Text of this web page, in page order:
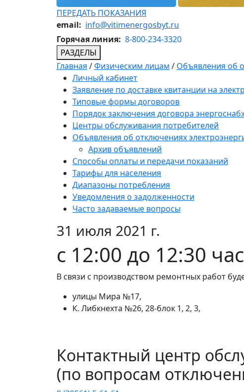
ПЕРЕДАТЬ ПОКАЗАНИЯ
email: info@vitimenergosbyt.ru
Горячая линия: 8-800-234-3320
РАЗДЕЛЫ
Главная /Физическим лицам / Объявления об
Личный кабинет
Заявление по доставке квитанции на
Типовые формы договоров
Порядок заключения договора
Центры обслуживания потребителей
Объявления об отключениях
Архив объявлений
Способы оплаты и передачи показаний
Тарифы для населения
Диапазоны потребления
Уведомления о задолженности
Часто задаваемые вопросы
31 июля 2021 г.
с 12:00 до 12:30
В связи с производством ремонтных работ
улицы Мира №17,
К. Либкнехта №26, 28-блок 1, 2, 3,
Контактный центр
(по вопросам